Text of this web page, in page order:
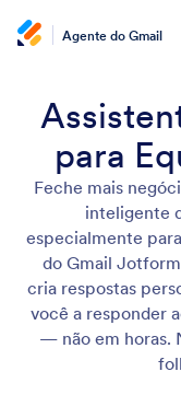
Agente do Gmail
para
Feche mais
inteligente
especialmente
do Gmail
cria respostas
você a responder
— não em horas.